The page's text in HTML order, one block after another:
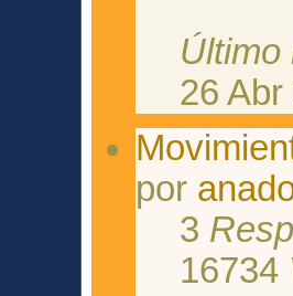
Último
26
por
3
16734